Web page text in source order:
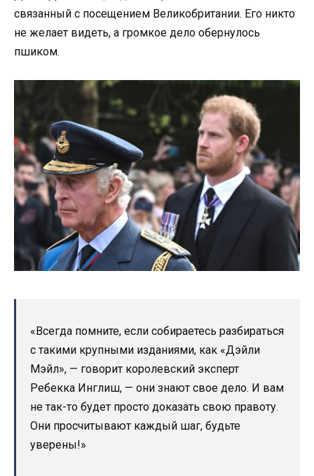
связанный с посещением Великобритании. Его никто
не желает видеть, а громкое дело обернулось
пшиком.
«Всегда помните, если собираетесь разбираться
с такими крупными изданиями, как «Дэйли
Мэйл», — говорит королевский эксперт
Ребекка Инглиш, — они знают свое дело. И вам
не так-то будет просто доказать свою правоту.
Они просчитывают каждый шаг, будьте
уверены!»